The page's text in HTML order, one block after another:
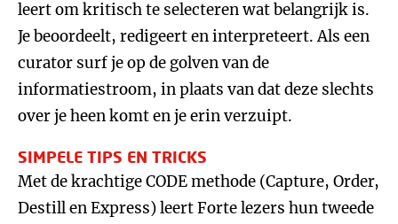
leert om kritisch te selecteren wat belangrijk is.
Je beoordeelt, redigeert en interpreteert. Als een
curator surf je op de golven van de
informatiestroom, in plaats van dat deze slechts
over je heen komt en je erin verzuipt.
SIMPELE TIPS EN TRICKS
Met de krachtige CODE methode (Capture, Order,
Destill en Express) leert Forte lezers hun tweede